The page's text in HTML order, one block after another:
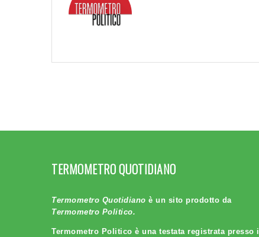
TERMOMETRO QUOTIDIANO
Termometro Quotidiano è un sito prodotto da
Termometro Politico.
Termometro Politico è una testata registrata presso il